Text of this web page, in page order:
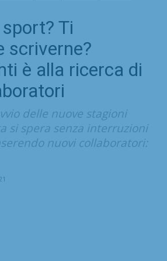
Ti
scriverne?
è alla ricerca di
delle nuove stagioni
si spera senza interruzioni
nuovi collaboratori: